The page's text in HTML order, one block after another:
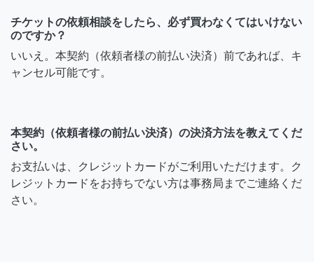
チケットの依頼相談をしたら、必ず買わなくてはいけない
のですか？
いいえ。本契約（依頼者様の前払い決済）前であれば、キ
ャンセル可能です。
本契約（依頼者様の前払い決済）の決済方法を教えてくだ
さい。
お支払いは、クレジットカードがご利用いただけます。ク
レジットカードをお持ちでない方は事務局までご連絡くだ
さい。